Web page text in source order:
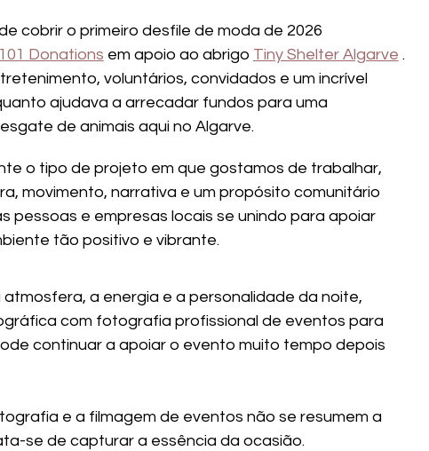
cobrir o primeiro desfile de moda de 2026
Donations em apoio ao abrigo Tiny Shelter Algarve .
voluntários, convidados e um incrível
ajudava a arrecadar fundos para uma
de animais aqui no Algarve.
o tipo de projeto em que gostamos de trabalhar,
movimento, narrativa e um propósito comunitário
pessoas e empresas locais se unindo para apoiar
tão positivo e vibrante.
a energia e a personalidade da noite,
com fotografia profissional de eventos para
continuar a apoiar o evento muito tempo depois
e a filmagem de eventos não se resumem a
se de capturar a essência da ocasião.